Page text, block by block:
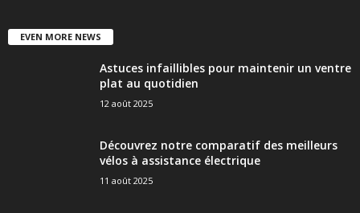
EVEN MORE NEWS
Astuces infaillibles pour maintenir un ventre
plat au quotidien
12 août 2025
Découvrez notre comparatif des meilleurs
vélos à assistance électrique
11 août 2025